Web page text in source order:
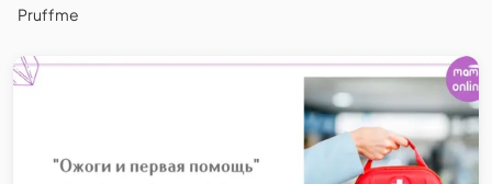
Pruffme